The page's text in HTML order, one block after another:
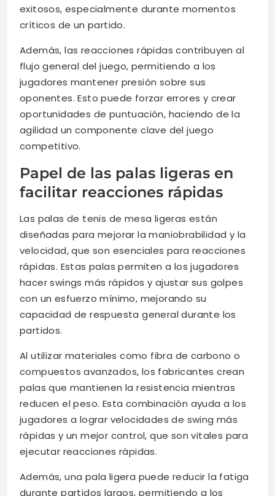
exitosos, especialmente durante momentos
críticos de un partido.
Además, las reacciones rápidas contribuyen al
flujo general del juego, permitiendo a los
jugadores mantener presión sobre sus
oponentes. Esto puede forzar errores y crear
oportunidades de puntuación, haciendo de la
agilidad un componente clave del juego
competitivo.
Papel de las palas ligeras en
facilitar reacciones rápidas
Las palas de tenis de mesa ligeras están
diseñadas para mejorar la maniobrabilidad y la
velocidad, que son esenciales para reacciones
rápidas. Estas palas permiten a los jugadores
hacer swings más rápidos y ajustar sus golpes
con un esfuerzo mínimo, mejorando su
capacidad de respuesta general durante los
partidos.
Al utilizar materiales como fibra de carbono o
compuestos avanzados, los fabricantes crean
palas que mantienen la resistencia mientras
reducen el peso. Esta combinación ayuda a los
jugadores a lograr velocidades de swing más
rápidas y un mejor control, que son vitales para
ejecutar reacciones rápidas.
Además, una pala ligera puede reducir la fatiga
durante partidos largos, permitiendo a los